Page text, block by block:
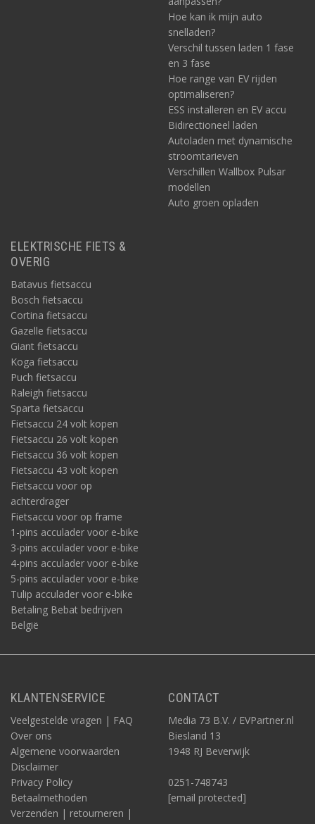
Hoe kan ik mijn auto
snelladen?
Verschil tussen laden 1 fase
en 3 fase
Hoe range van EV rijden
optimaliseren?
ESS installeren en EV accu
Bidirectioneel laden
Autoladen met dynamische
stroomtarieven
Verschillen Wallbox Pulsar
modellen
Auto groen opladen
ELEKTRISCHE FIETS &
OVERIG
Batavus fietsaccu
Bosch fietsaccu
Cortina fietsaccu
Gazelle fietsaccu
Giant fietsaccu
Koga fietsaccu
Puch fietsaccu
Raleigh fietsaccu
Sparta fietsaccu
Fietsaccu 24 volt kopen
Fietsaccu 26 volt kopen
Fietsaccu 36 volt kopen
Fietsaccu 43 volt kopen
Fietsaccu voor op
achterdrager
Fietsaccu voor op frame
1-pins acculader voor e-bike
3-pins acculader voor e-bike
4-pins acculader voor e-bike
5-pins acculader voor e-bike
Tulip acculader voor e-bike
Betaling Bebat bedrijven
België
KLANTENSERVICE
Veelgestelde vragen | FAQ
Over ons
Algemene voorwaarden
Disclaimer
Privacy Policy
Betaalmethoden
Verzenden | retourneren |
CONTACT
Media 73 B.V. / EVPartner.nl
Biesland 13
1948 RJ Beverwijk
0251-748743
[email protected]